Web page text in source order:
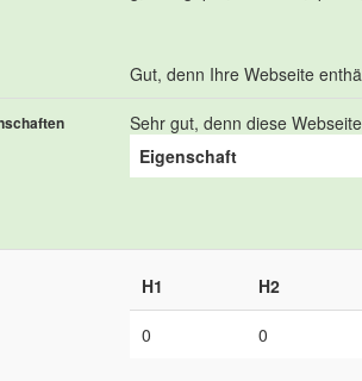
Gut, denn Ihre Webseite
Sehr gut, denn diese
Eigenschaft
H1 H2
0 0